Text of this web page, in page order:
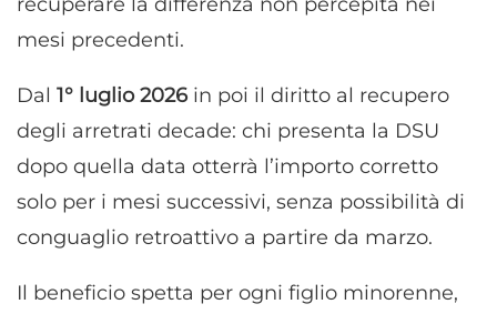
mesi precedenti.
Dal 1° luglio 2026 in poi il diritto al recupero
degli arretrati decade: chi presenta la DSU
dopo quella data otterrà l’importo corretto
solo per i mesi successivi, senza possibilità di
conguaglio retroattivo a partire da marzo.
Il beneficio spetta per ogni figlio minorenne,